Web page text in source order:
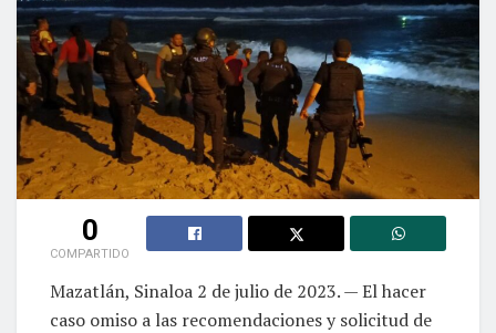
0
COMPARTIDO
Mazatlán, Sinaloa 2 de julio de 2023. — El hacer
caso omiso a las recomendaciones y solicitud de